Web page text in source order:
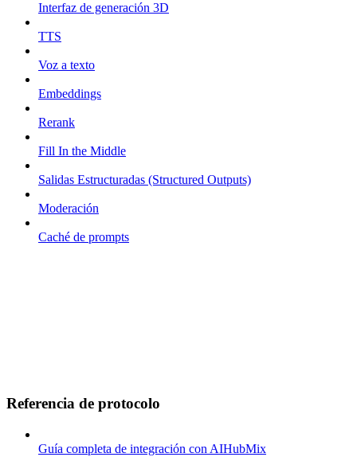
Interfaz de generación 3D
TTS
Voz a texto
Embeddings
Rerank
Fill In the Middle
Salidas Estructuradas (Structured Outputs)
Moderación
Caché de prompts
Referencia de protocolo
Guía completa de integración con AIHubMix